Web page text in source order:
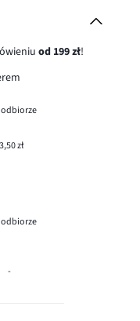
od 199 zł!
odbiorze
zł
odbiorze
-